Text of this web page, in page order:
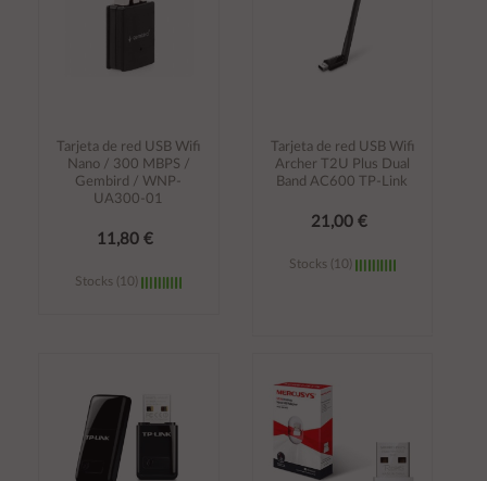
Tarjeta de red USB Wifi
Nano / 300 MBPS /
Gembird / WNP-
UA300-01
11,80 €
Stocks (10)
Tarjeta de red USB Wifi
Archer T2U Plus Dual
Band AC600 TP-Link
21,00 €
Stocks (10)
carrito